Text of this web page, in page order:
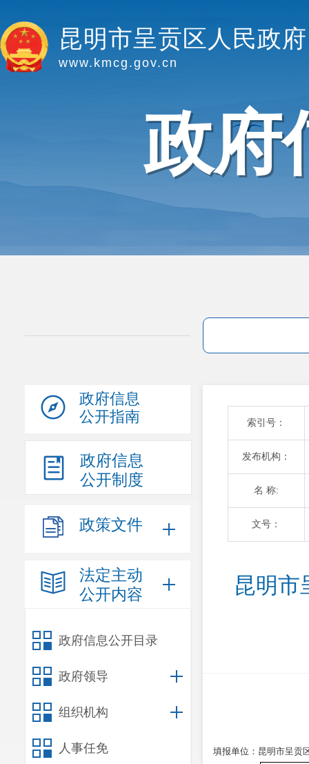
昆明市呈贡区人民政府
www.kmcg.gov.cn
政府
政府信息
公开指南
政府信息
公开制度
政策文件
法定主动
公开内容
政府信息公开目录
政府领导
组织机构
人事任免
索引号：
发布机构：
名 称:
文号：
昆明市
填报单位： 昆明市呈贡